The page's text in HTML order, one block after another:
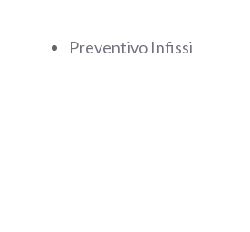
Preventivo Infissi